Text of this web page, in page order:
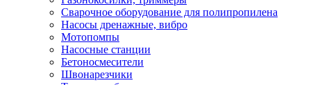
Сварочное оборудование для полипропилена
Насосы дренажные, вибро
Мотопомпы
Насосные станции
Бетоносмесители
Швонарезчики